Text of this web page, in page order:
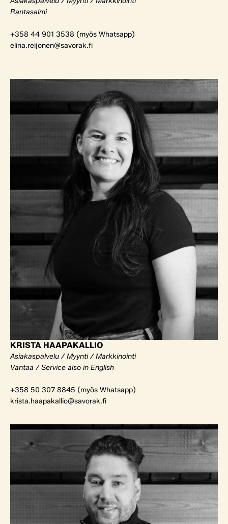
Rantasalmi
+358 44 901 3538 (myös Whatsapp)
elina.reijonen@savorak.fi
KRISTA HAAPAKALLIO
Asiakaspalvelu / Myynti / Markkinointi
Vantaa / Service also in English
+358 50 307 8845 (myös Whatsapp)
krista.haapakallio@savorak.fi